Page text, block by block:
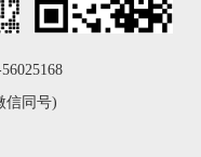
信同号)